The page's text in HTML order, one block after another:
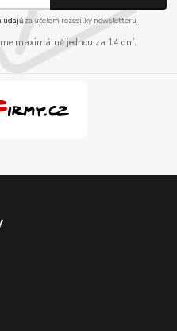
údajůza účelem rozesílky newsletteru.
maximálně jednou za 14 dní.